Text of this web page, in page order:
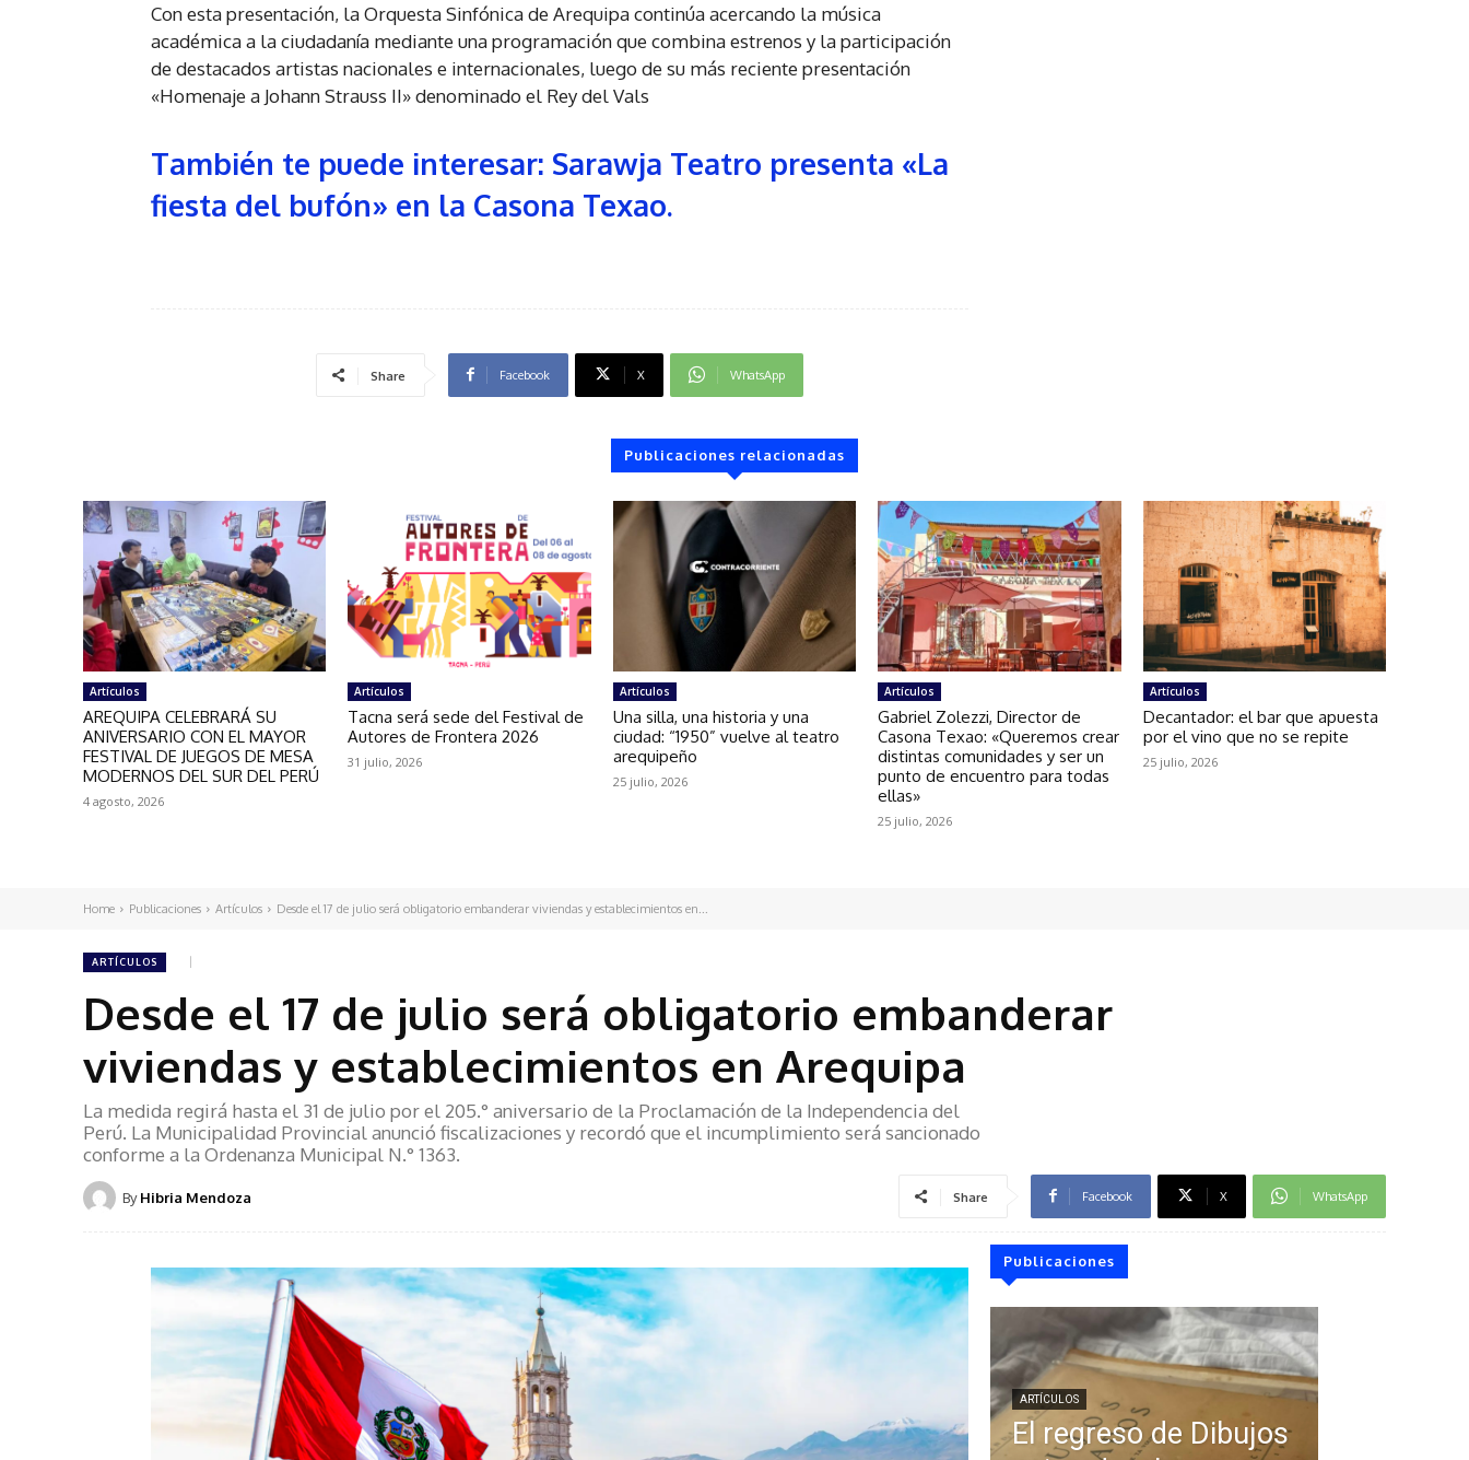
Con esta presentación, la Orquesta Sinfónica de Arequipa continúa acercando la música
académica a la ciudadanía mediante una programación que combina estrenos y la participación
de destacados artistas nacionales e internacionales, luego de su más reciente presentación
«Homenaje a Johann Strauss II» denominado el Rey del Vals
También te puede interesar: Sarawja Teatro presenta «La
fiesta del bufón» en la Casona Texao.
Share Facebook X WhatsApp
Publicaciones relacionadas
Artículos
AREQUIPA CELEBRARÁ SU
ANIVERSARIO CON EL MAYOR
FESTIVAL DE JUEGOS DE MESA
MODERNOS DEL SUR DEL PERÚ
4 agosto, 2026
Artículos
Tacna será sede del Festival de
Autores de Frontera 2026
31 julio, 2026
Artículos
Una silla, una historia y una
ciudad: “1950” vuelve al teatro
arequipeño
25 julio, 2026
Artículos
Gabriel Zolezzi, Director de
Casona Texao: «Queremos crear
distintas comunidades y ser un
punto de encuentro para todas
ellas»
25 julio, 2026
Artículos
Decantador: el bar que apuesta
por el vino que no se repite
25 julio, 2026